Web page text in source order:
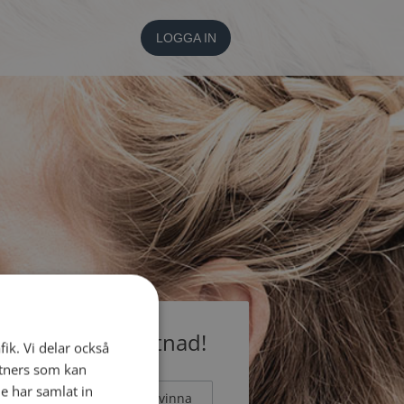
LOGGA IN
utan kostnad!
Man Kvinna
Vi delar också
som kan
har samlat in